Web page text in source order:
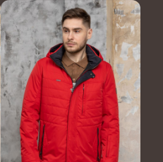
комфорт для мужчин